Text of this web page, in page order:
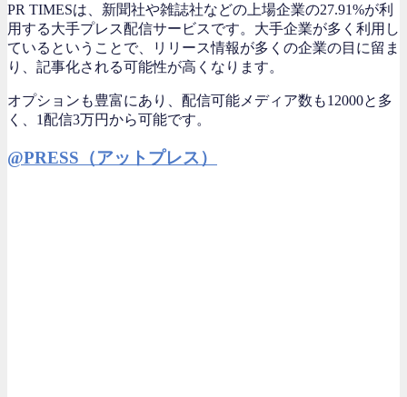
PR TIMESは、新聞社や雑誌社などの上場企業の27.91%が利
用する大手プレス配信サービスです。大手企業が多く利用し
ているということで、リリース情報が多くの企業の目に留ま
り、記事化される可能性が高くなります。
オプションも豊富にあり、配信可能メディア数も12000と多
く、1配信3万円から可能です。
@PRESS（アットプレス）